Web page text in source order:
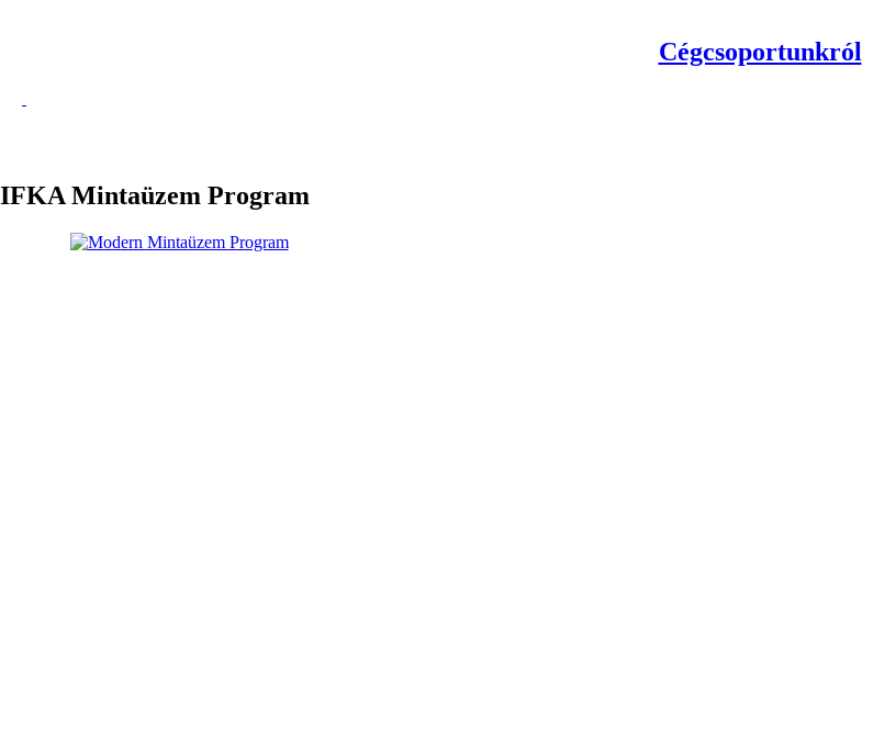
Cégcsoportunkról
IFKA Mintaüzem Program